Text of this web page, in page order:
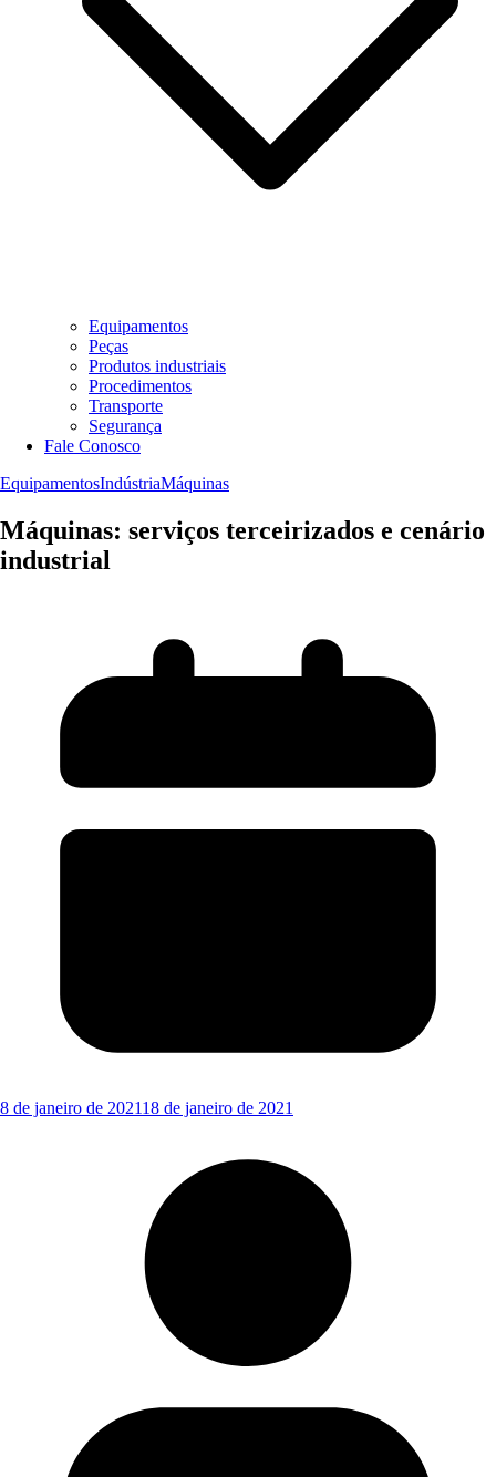
Equipamentos
Peças
Produtos industriais
Procedimentos
Transporte
Segurança
Fale Conosco
EquipamentosIndústriaMáquinas
Máquinas: serviços terceirizados e cenário
industrial
8 de janeiro de 202118 de janeiro de 2021